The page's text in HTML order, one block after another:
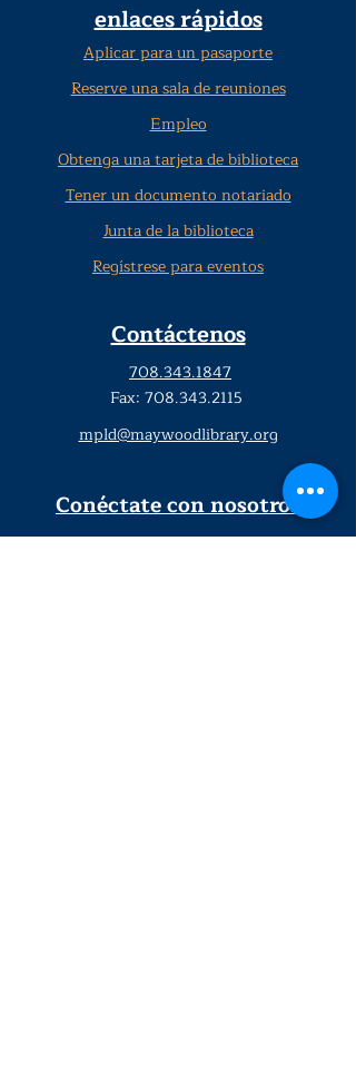
enlaces rápidos
Aplicar para un pasaporte
Reserve una sala de reuniones
Empleo
Obtenga una tarjeta de biblioteca
Tener un documento notariado
Junta de la biblioteca
Regístrese para eventos
Contáctenos
708.343.1847
Fax: 708.343.2115
mpld@maywoodlibrary.org
Conéctate con nosotros